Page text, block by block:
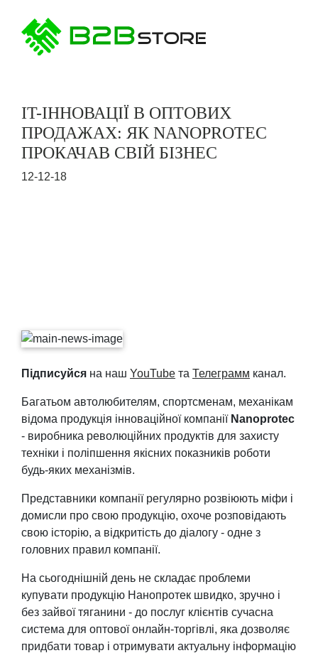
IT-ІННОВАЦІЇ В ОПТОВИХ
ПРОДАЖАХ: ЯК NANOPROTEC
ПРОКАЧАВ СВІЙ БІЗНЕС
12-12-18
Підписуйся на наш YouTube та Телеграмм канал.
Багатьом автолюбителям, спортсменам, механікам
відома продукція інноваційної компанії Nanoprotec
- виробника революційних продуктів для захисту
техніки і поліпшення якісних показників роботи
будь-яких механізмів.
Представники компанії регулярно розвіюють міфи і
домисли про свою продукцію, охоче розповідають
свою історію, а відкритість до діалогу - одне з
головних правил компанії.
На сьогоднішній день не складає проблеми
купувати продукцію Нанопротек швидко, зручно і
без зайвої тяганини - до послуг клієнтів сучасна
система для оптової онлайн-торгівлі, яка дозволяє
придбати товар і отримувати актуальну інформацію